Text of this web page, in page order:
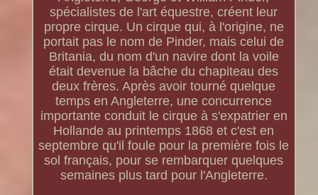
spécialistes de l'art équestre, créent leur
propre cirque. Un cirque qui, à l'origine, ne
portait pas le nom de Pinder, mais celui de
Britania, du nom d'un navire dont la voile
était devenue la bâche du chapiteau des
deux frères. Après avoir tourné quelque
temps en Angleterre, une concurrence
importante conduit le cirque à s'expatrier en
Hollande au printemps 1868 et c'est en
septembre qu'il foule pour la première fois le
sol français, pour se rembarquer quelques
semaines plus tard pour l'Angleterre.